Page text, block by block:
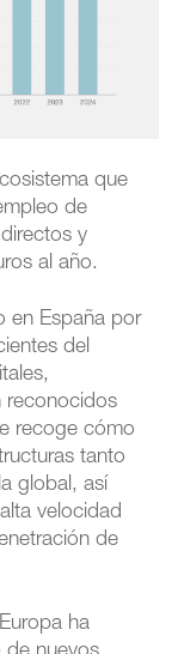
que
de
y
al año.
en España por
del
reconocidos
recoge cómo
tanto
global, así
velocidad
de
ha